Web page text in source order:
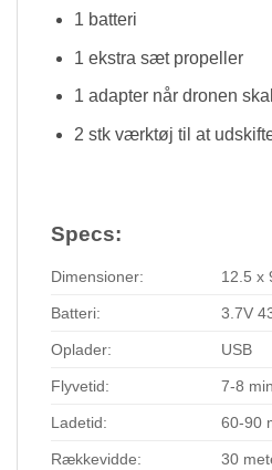
1 batteri
1 ekstra sæt propeller
1 adapter når dronen
2 stk værktøj til at
Specs:
Dimensioner: 12.5 x
Batteri: 3.7V
Oplader: USB
Flyvetid: 7-8
Ladetid: 60-90
Rækkevidde: 30